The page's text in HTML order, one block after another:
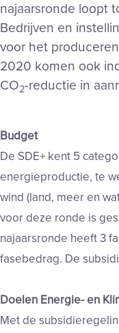
najaarsronde loopt
Bedrijven en
voor het
2020 komen ook
CO2-reductie in
Budget
De SDE+ kent 5
energieproductie, te
wind (land, meer en
voor deze ronde is
najaarsronde heeft 3
fasebedrag. De
Doelen Energie- en
Met de